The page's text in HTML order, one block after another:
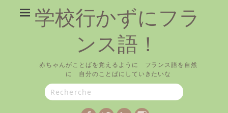
学校行かずにフラ
ンス語！
赤ちゃんがことばを覚えるように フランス語を自然
に 自分のことばにしていきたいな
Search
for: